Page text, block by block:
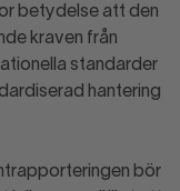
betydelse att den
kraven från
standarder
hantering
bör